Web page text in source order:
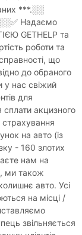
***.░░
Надаємо
GETHELP та
роботи та
що
до обраного
у нас свіжий
для
сплати акцизного
на авто (із
- 160 злотих
нам на
ми також
авто. Усі
на місці /
звільняється